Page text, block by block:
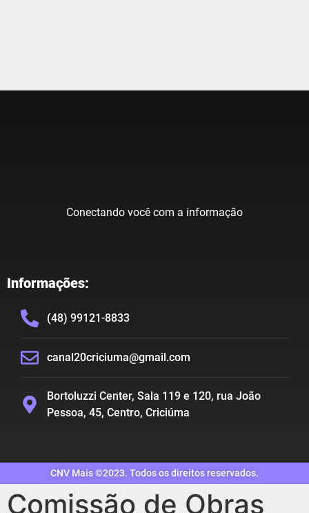
Conectando você com a informação
Informações:
(48) 99121-8833
canal20criciuma@gmail.com
Bortoluzzi Center, Sala 119 e 120, rua João
Pessoa, 45, Centro, Criciúma
CNV Mais ©2023. Todos os direitos reservados.
Comissão de Obras